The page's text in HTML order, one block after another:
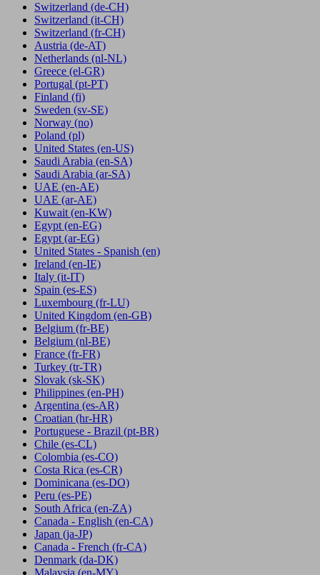
Switzerland (de-CH)
Switzerland (it-CH)
Switzerland (fr-CH)
Austria (de-AT)
Netherlands (nl-NL)
Greece (el-GR)
Portugal (pt-PT)
Finland (fi)
Sweden (sv-SE)
Norway (no)
Poland (pl)
United States (en-US)
Saudi Arabia (en-SA)
Saudi Arabia (ar-SA)
UAE (en-AE)
UAE (ar-AE)
Kuwait (en-KW)
Egypt (en-EG)
Egypt (ar-EG)
United States - Spanish (en)
Ireland (en-IE)
Italy (it-IT)
Spain (es-ES)
Luxembourg (fr-LU)
United Kingdom (en-GB)
Belgium (fr-BE)
Belgium (nl-BE)
France (fr-FR)
Turkey (tr-TR)
Slovak (sk-SK)
Philippines (en-PH)
Argentina (es-AR)
Croatian (hr-HR)
Portuguese - Brazil (pt-BR)
Chile (es-CL)
Colombia (es-CO)
Costa Rica (es-CR)
Dominicana (es-DO)
Peru (es-PE)
South Africa (en-ZA)
Canada - English (en-CA)
Japan (ja-JP)
Canada - French (fr-CA)
Denmark (da-DK)